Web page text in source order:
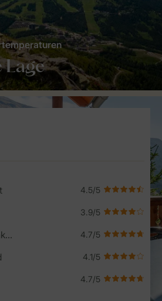
Lage
Service Rating from our guests
Wintersportmöglichkeiten